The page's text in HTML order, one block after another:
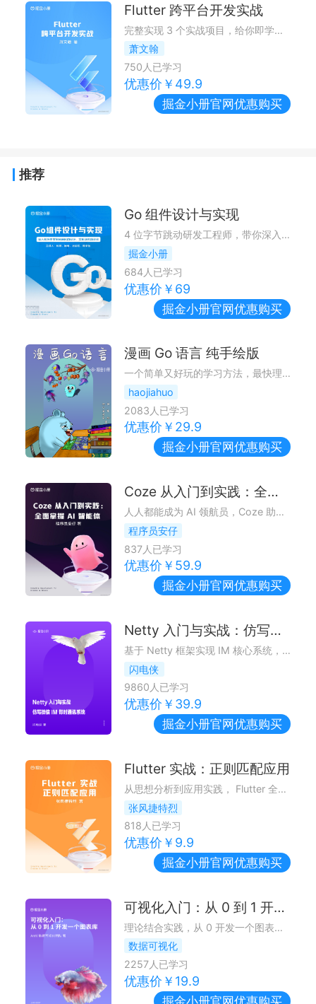
Flutter 跨平台开发实战
完整实现 3 个实战项目，给你即学即用的 Flutter 实战课
萧文翰
750 人已学习
优惠价￥ 49.9
掘金小册官网优惠购买
推荐
Go 组件设计与实现
4 位字节跳动研发工程师，带你深入剖析字节基础组件的设计、实现及性能优化
掘金小册
684人已学习
优惠价￥ 69
掘金小册官网优惠购买
漫画 Go 语言 纯手绘版
一个简单又好玩的学习方法，最快理解学习Go语言，用最直接的方式带你看懂Go语言。
haojiahuo
2083 人已学习
优惠价￥ 29.9
掘金小册官网优惠购买
Coze 从入门到实践：全面掌握 AI 智能体
人人都能成为 AI 领航员，Coze 助你掌舵 AI 智能体
程序员安仔
837人已学习
优惠价￥ 59.9
掘金小册官网优惠购买
Netty 入门与实战：仿写微信 IM 即时通讯系统
基于 Netty 框架实现 IM 核心系统，带你深入学习 Netty 网络编程核心知识
闪电侠
9860人已学习
优惠价￥ 39.9
掘金小册官网优惠购买
Flutter 实战：正则匹配应用
从思想分析到应用实践， Flutter 全平台玩转正则表达式 ~
张风捷特烈
818 人已学习
优惠价￥ 9.9
掘金小册官网优惠购买
可视化入门：从 0 到 1 开发一个图表库
理论结合实践，从 0 开发一个图表库，带你入门数据可视化
数据可视化
2257人已学习
优惠价￥ 19.9
掘金小册官网优惠购买